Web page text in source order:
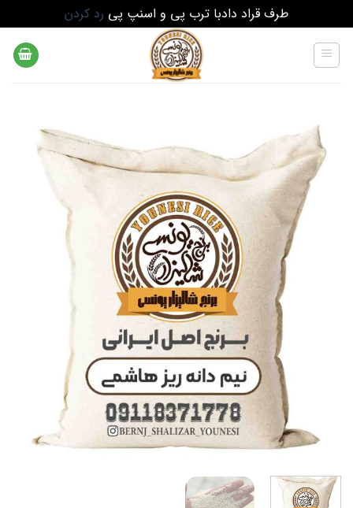
طرف قراد دادبا ترب پی و اسنپ پی رد کردن